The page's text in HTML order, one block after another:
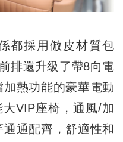
採用倣皮材質包
排還升級了帶8向電
熱功能的豪華電動
大VIP座椅，通風/加
通配齊，舒適性和